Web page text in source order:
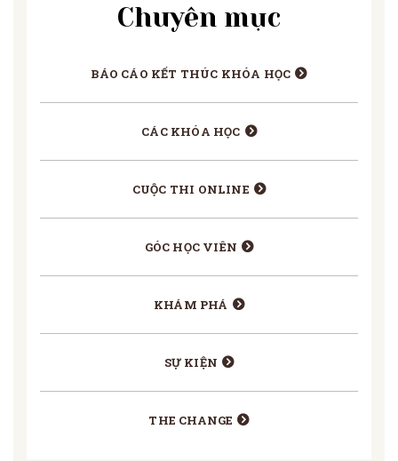
Chuyên mục
BÁO CÁO KẾT THÚC KHÓA HỌC
CÁC KHÓA HỌC
CUỘC THI ONLINE
GÓC HỌC VIÊN
KHÁM PHÁ
SỰ KIỆN
THE CHANGE